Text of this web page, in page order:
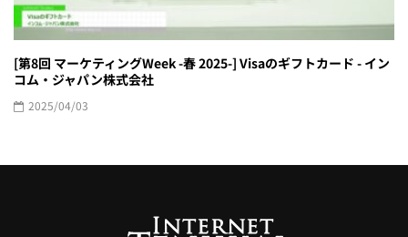
[第8回 マーケティングWeek -春 2025-] Visaのギフトカード - イン
コム・ジャパン株式会社
2025/04/03